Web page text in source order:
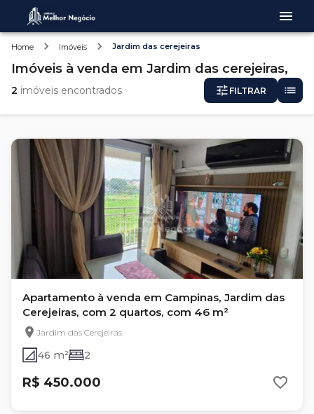
Home Imóveis Jardim das cerejeiras
Imóveis à venda em Jardim das cerejeiras,
2 imóveis encontrados FILTRAR
Apartamento à venda em Campinas, Jardim das
Cerejeiras, com 2 quartos, com 46 m²
Jardim das Cerejeiras
46 m² 2
R$ 450.000